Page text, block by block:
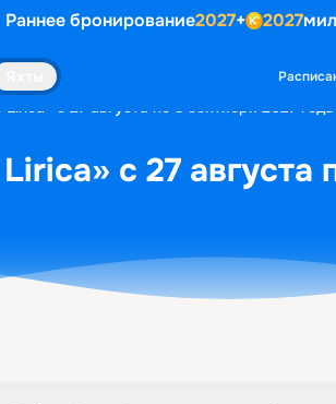
Раннее бронирование2027+ 2027
с 27 августа по 3 сентября 2027 года
с 27 августа